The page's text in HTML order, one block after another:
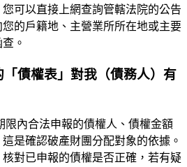
可以直接上網查詢管轄法院的公告
的戶籍地、主營業所所在地或主要
。
債權表」對我（債務人）有
限內合法申報的債權人、債權金額
是確認破產財團分配對象的依據。
對已申報的債權是否正確，若有疑